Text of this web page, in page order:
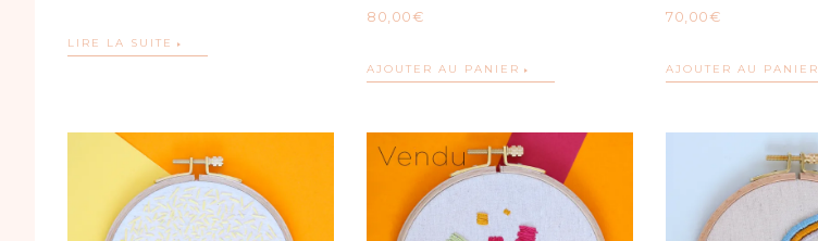
LIRE LA SUITE
80,00 €
AJOUTER AU PANIER
70,00 €
AJOUTER AU PANIER